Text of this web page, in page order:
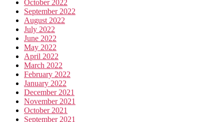
October 2022
September 2022
August 2022
July 2022
June 2022
May 2022
April 2022
March 2022
February 2022
January 2022
December 2021
November 2021
October 2021
September 2021